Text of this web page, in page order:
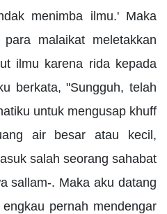
menimba ilmu.' Maka
malaikat meletakkan
ilmu karena rida kepada
berkata, "Sungguh, telah
untuk mengusap khuff
air besar atau kecil,
salah seorang sahabat
sallam-. Maka aku datang
pernah mendengar